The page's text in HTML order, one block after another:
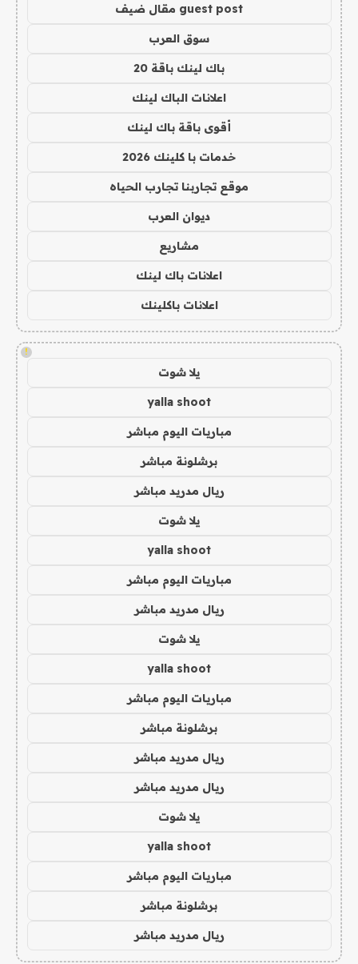
guest post مقال ضيف
سوق العرب
باك لينك باقة 20
اعلانات الباك لينك
أقوى باقة باك لينك
خدمات با كلينك 2026
موقع تجاربنا تجارب الحياه
ديوان العرب
مشاريع
اعلانات باك لينك
اعلانات باكلينك
!
يلا شوت
yalla shoot
مباريات اليوم مباشر
برشلونة مباشر
ريال مدريد مباشر
يلا شوت
yalla shoot
مباريات اليوم مباشر
ريال مدريد مباشر
يلا شوت
yalla shoot
مباريات اليوم مباشر
برشلونة مباشر
ريال مدريد مباشر
ريال مدريد مباشر
يلا شوت
yalla shoot
مباريات اليوم مباشر
برشلونة مباشر
ريال مدريد مباشر